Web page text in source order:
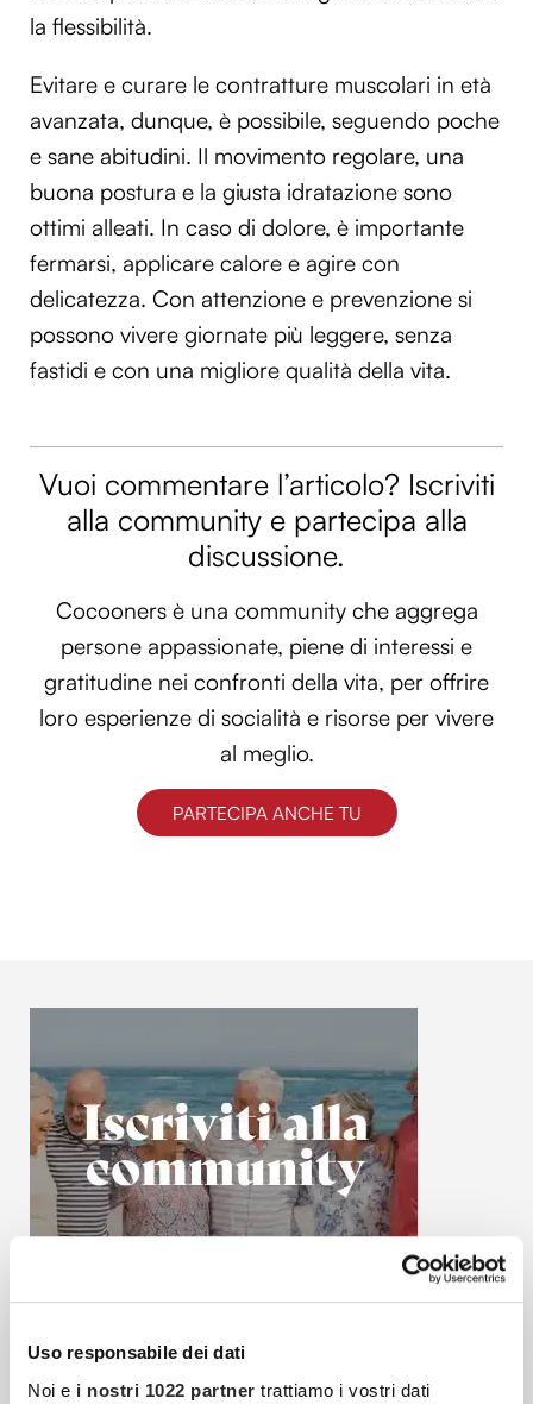
Uso responsabile dei dati
Noi e i nostri 1022 partner trattiamo i vostri dati
la flessibilità.
Evitare e curare le contratture muscolari in età
avanzata, dunque, è possibile, seguendo poche
e sane abitudini. Il movimento regolare, una
buona postura e la giusta idratazione sono
ottimi alleati. In caso di dolore, è importante
fermarsi, applicare calore e agire con
delicatezza. Con attenzione e prevenzione si
possono vivere giornate più leggere, senza
fastidi e con una migliore qualità della vita.
Vuoi commentare l’articolo? Iscriviti
alla community e partecipa alla
discussione.
Cocooners è una community che aggrega
persone appassionate, piene di interessi e
gratitudine nei confronti della vita, per offrire
loro esperienze di socialità e risorse per vivere
al meglio.
PARTECIPA ANCHE TU